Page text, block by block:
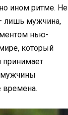
ином ритме. Не
лишь мужчина,
нью-
который
принимает
мужчины
времена.